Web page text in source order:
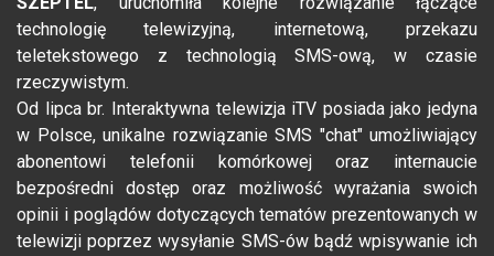
technologię telewizyjną, internetową, przekazu
teletekstowego z technologią SMS-ową, w czasie
rzeczywistym.
Od lipca br. Interaktywna telewizja iTV posiada jako jedyna
w Polsce, unikalne rozwiązanie SMS "chat" umożliwiający
abonentowi telefonii komórkowej oraz internaucie
bezpośredni dostęp oraz możliwość wyrażania swoich
opinii i poglądów dotyczących tematów prezentowanych w
telewizji poprzez wysyłanie SMS-ów bądź wpisywanie ich